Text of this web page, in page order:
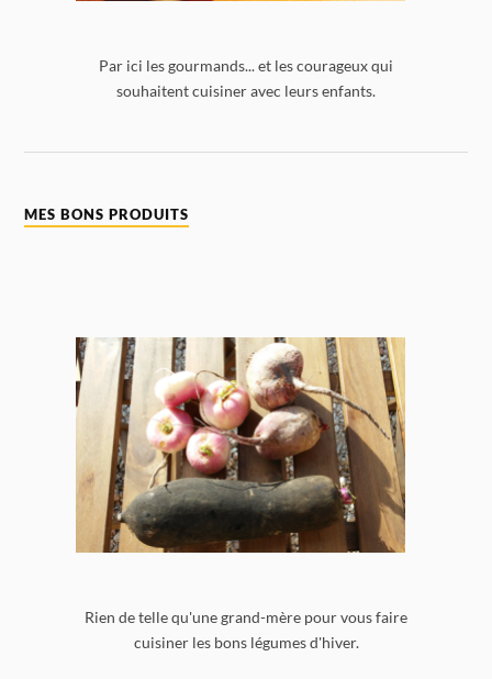
Par ici les gourmands... et les courageux qui
souhaitent cuisiner avec leurs enfants.
MES BONS PRODUITS
Rien de telle qu'une grand-mère pour vous faire
cuisiner les bons légumes d'hiver.